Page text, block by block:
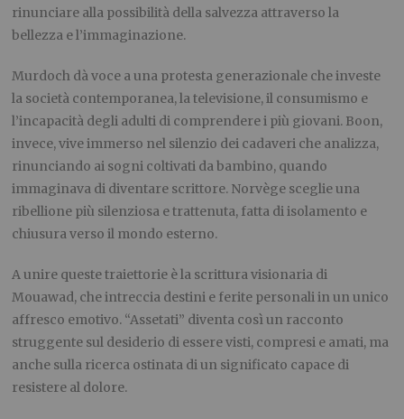
rinunciare alla possibilità della salvezza attraverso la
bellezza e l’immaginazione.
Murdoch dà voce a una protesta generazionale che investe
la società contemporanea, la televisione, il consumismo e
l’incapacità degli adulti di comprendere i più giovani. Boon,
invece, vive immerso nel silenzio dei cadaveri che analizza,
rinunciando ai sogni coltivati da bambino, quando
immaginava di diventare scrittore. Norvège sceglie una
ribellione più silenziosa e trattenuta, fatta di isolamento e
chiusura verso il mondo esterno.
A unire queste traiettorie è la scrittura visionaria di
Mouawad, che intreccia destini e ferite personali in un unico
affresco emotivo. “Assetati” diventa così un racconto
struggente sul desiderio di essere visti, compresi e amati, ma
anche sulla ricerca ostinata di un significato capace di
resistere al dolore.